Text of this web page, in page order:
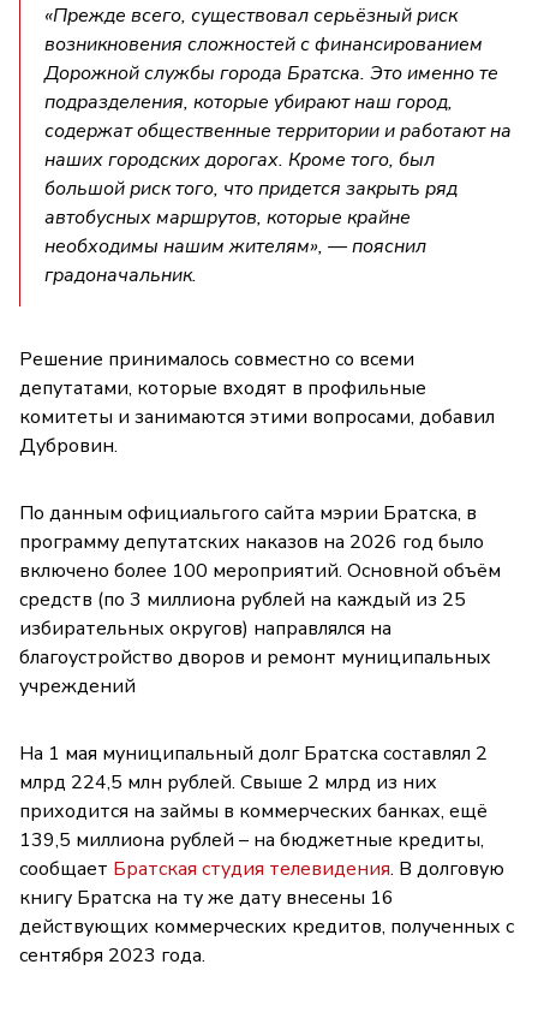
«Прежде всего, существовал серьёзный риск
возникновения сложностей с финансированием
Дорожной службы города Братска. Это именно те
подразделения, которые убирают наш город,
содержат общественные территории и работают на
наших городских дорогах. Кроме того, был
большой риск того, что придется закрыть ряд
автобусных маршрутов, которые крайне
необходимы нашим жителям», — пояснил
градоначальник.
Решение принималось совместно со всеми
депутатами, которые входят в профильные
комитеты и занимаются этими вопросами, добавил
Дубровин.
По данным официальгого сайта мэрии Братска, в
программу депутатских наказов на 2026 год было
включено более 100 мероприятий. Основной объём
средств (по 3 миллиона рублей на каждый из 25
избирательных округов) направлялся на
благоустройство дворов и ремонт муниципальных
учреждений
На 1 мая муниципальный долг Братска составлял 2
млрд 224,5 млн рублей. Свыше 2 млрд из них
приходится на займы в коммерческих банках, ещё
139,5 миллиона рублей – на бюджетные кредиты,
сообщает Братская студия телевидения. В долговую
книгу Братска на ту же дату внесены 16
действующих коммерческих кредитов, полученных с
сентября 2023 года.